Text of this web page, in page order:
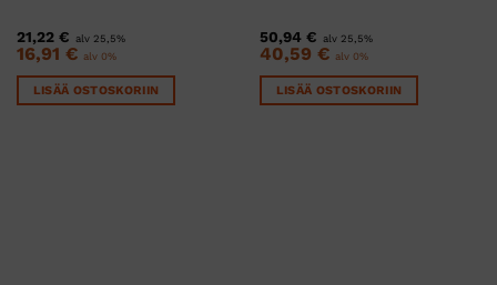
21,22 € alv 25,5%
16,91 € alv 0%
LISÄÄ OSTOSKORIIN
50,94 € alv 25,5%
40,59 € alv 0%
LISÄÄ OSTOSKORIIN